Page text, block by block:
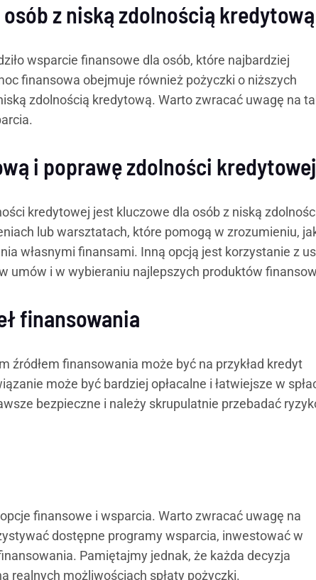
z niską zdolnością kredytową
wsparcie finansowe dla osób, które najbardziej
finansowa obejmuje również pożyczki o niższych
zdolnością kredytową. Warto zwracać uwagę na
i poprawę zdolności kredytowej
kredytowej jest kluczowe dla osób z niską
lub warsztatach, które pomogą w zrozumieniu,
własnymi finansami. Inną opcją jest korzystanie z
umów i w wybieraniu najlepszych produktów
finansowania
źródłem finansowania może być na przykład kredyt
może być bardziej opłacalne i łatwiejsze w
bezpieczne i należy skrupulatnie przebadać
finansowe i wsparcia. Warto zwracać uwagę na
dostępne programy wsparcia, inwestować w
Pamiętajmy jednak, że każda decyzja
realnych możliwościach spłaty pożyczki.